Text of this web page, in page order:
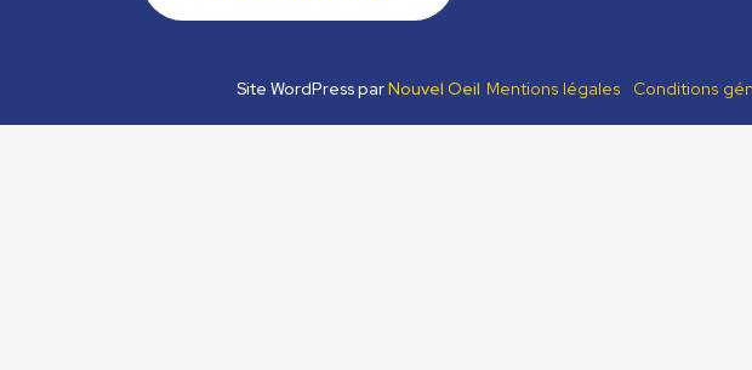
Site WordPress parNouvel Oeil Mentions légales Conditions